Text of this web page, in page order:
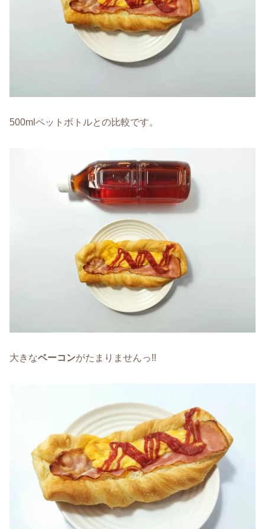
500mlペットボトルとの比較です。
大きなベーコンがたまりませんっ!!